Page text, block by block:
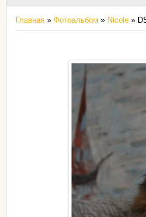
Главная » Фотоальбом » Nicole »